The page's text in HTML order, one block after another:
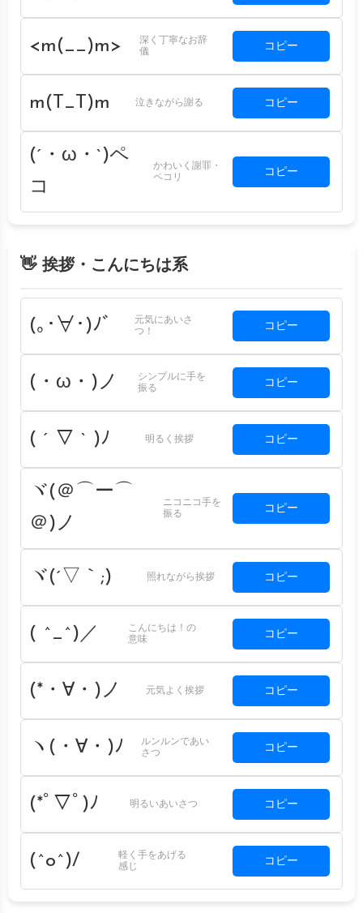
<m(__)m>
深く丁寧なお辞
儀
コピー
m(T_T)m 泣きながら謝る コピー
(´・ω・`)ペ
コ
かわいく謝罪・
ペコリ
コピー
👋 挨拶・こんにちは系
(｡･∀･)ﾉﾞ
元気にあいさ
つ！
コピー
(・ω・)ノ
シンプルに手を
振る
コピー
( ´ ▽ ` )ﾉ 明るく挨拶 コピー
ヾ(＠⌒ー⌒
＠)ノ
ニコニコ手を
振る
コピー
ヾ(´▽｀;)ゝ 照れながら挨拶 コピー
( ^_^)／
こんにちは！の
意味
コピー
(*・∀・)ノ 元気よく挨拶 コピー
ヽ(・∀・)ﾉ
ルンルンであい
さつ
コピー
(*ﾟ▽ﾟ)ﾉ 明るいあいさつ コピー
(^o^)/
軽く手をあげる
感じ
コピー